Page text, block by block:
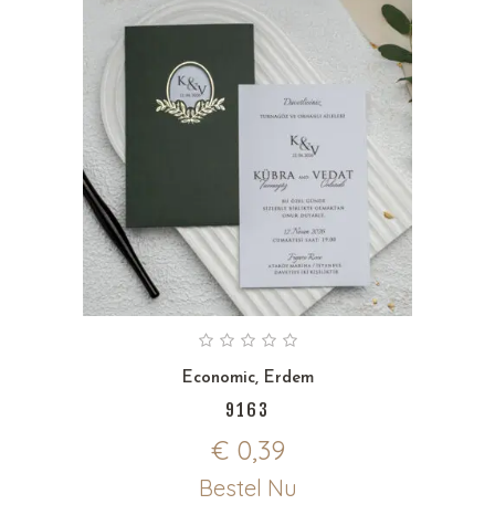
Economic, Erdem
9163
€ 0,39
Bestel Nu